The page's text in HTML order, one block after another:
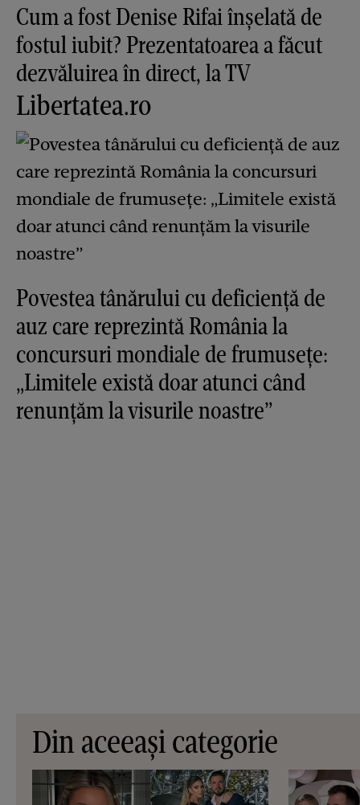
Cum a fost Denise Rifai înșelată de
fostul iubit? Prezentatoarea a făcut
dezvăluirea în direct, la TV
Libertatea.ro
Povestea tânărului cu deficiență de
auz care reprezintă România la
concursuri mondiale de frumusețe:
„Limitele există doar atunci când
renunțăm la visurile noastre”
Din aceeași categorie